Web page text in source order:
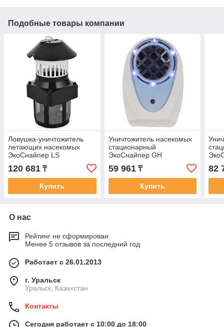
Подобные товары компании
Ловушка-уничтожитель
летающих насекомых
ЭкоСнайпер LS
120 681 ₸
Купить
Уничтожитель насекомых
стационарный
ЭкоСнайпер GH
59 961₸
Купить
и
82
О нас
Рейтинг не сформирован
Менее 5 отзывов за последний год
Работает с 26.01.2013
г. Уральск
Уральск, Казахстан
Контакты
Сегодня работает с 10:00 до 18:00